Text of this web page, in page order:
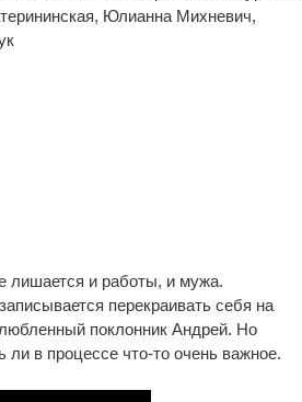
Юлианна Михневич,
лишается и работы, и мужа.
перекраивать себя на
поклонник Андрей. Но
ли в процессе что-то очень важное.